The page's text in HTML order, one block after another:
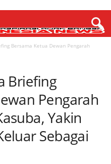
Bersama Ketua Dewan Pengarah
Briefing
Pengarah
Yakin
Sebagai